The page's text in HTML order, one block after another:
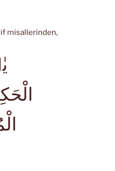
misallerinden,